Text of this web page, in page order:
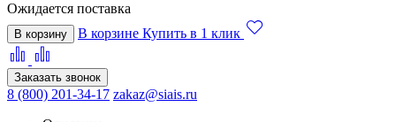
Ожидается поставка
В корзину В корзине Купить в 1 клик
Заказать звонок
8 (800) 201-34-17 zakaz@siais.ru